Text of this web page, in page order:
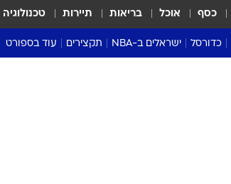
כסף אוכל בריאות תיירות טכנולוגיה
כדורסל ישראלים ב-NBA תקצירים עוד בספורט